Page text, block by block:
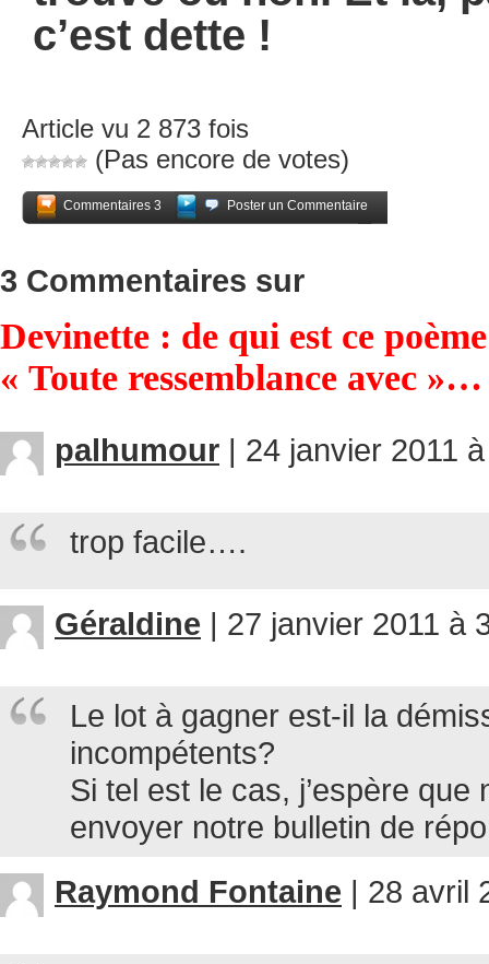
c’est
Article vu 2 873 fois
(Pas encore de votes)
Commentaires 3
Poster un Commentaire
3 Commentaires sur
Devinette : de qui est ce
« Toute ressemblance avec »…
palhumour | 24 janvier 2011
trop facile….
Géraldine | 27 janvier 2011 à
Le lot à gagner est-il la
incompétents?
Si tel est le cas, j’espère
envoyer notre bulletin de
Raymond Fontaine | 28 avril